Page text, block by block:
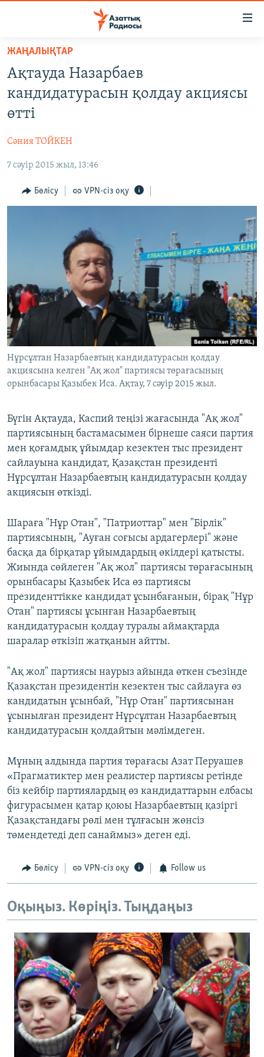
Skip
main
content
main
Skip
Search
САЯСАТ
AZATTYQTV
АДАМ ҚҰҚЫҚТАРЫ
ӘЛЕУМЕТ
ӘЛЕМ
Басқа тілдерде
ЖАҢАЛЫҚТАР
Ақтауда Назарбаев
кандидатурасын қолдау акциясы
өтті
Сәния ТОЙКЕН
7 сәуір 2015 жыл, 13:46
Бөлісу VPN-сіз оқу
Нұрсұлтан Назарбаевтың кандидатурасын қолдау
акциясына келген "Ақ жол" партиясы төрағасының
орынбасары Қазыбек Иса. Ақтау, 7 сәуір 2015 жыл.
Бүгін Ақтауда, Каспий теңізі жағасында "Ақ жол"
партиясының бастамасымен бірнеше саяси партия
мен қоғамдық ұйымдар кезектен тыс президент
сайлауына кандидат, Қазақстан президенті
Нұрсұлтан Назарбаевтың кандидатурасын қолдау
акциясын өткізді.
Шараға "Нұр Отан", "Патриоттар" мен "Бірлік"
партиясының, "Ауған соғысы ардагерлері" және
басқа да бірқатар ұйымдардың өкілдері қатысты.
Жиында сөйлеген "Ақ жол" партиясы төрағасының
орынбасары Қазыбек Иса өз партиясы
президенттікке кандидат ұсынбағанын, бірақ "Нұр
Отан" партиясы ұсынған Назарбаевтың
кандидатурасын қолдау туралы аймақтарда
шаралар өткізіп жатқанын айтты.
"Ақ жол" партиясы наурыз айында өткен съезінде
Қазақстан президентін кезектен тыс сайлауға өз
кандидатын ұсынбай, "Нұр Отан" партиясынан
ұсынылған президент Нұрсұлтан Назарбаевтың
кандидатурасын қолдайтын мәлімдеген.
Мұның алдында партия төрағасы Азат Перуашев
«Прагматиктер мен реалистер партиясы ретінде
біз кейбір партиялардың өз кандидаттарын елбасы
фигурасымен қатар қоюы Назарбаевтың қазіргі
Қазақстандағы рөлі мен тұлғасын жөнсіз
төмендетеді деп санаймыз» деген еді.
Бөлісу VPN-сіз оқу Follow us
Оқыңыз. Көріңіз. Тыңдаңыз